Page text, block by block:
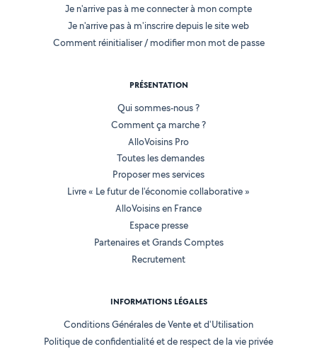
Je n'arrive pas à me connecter à mon compte
Je n'arrive pas à m'inscrire depuis le site web
Comment réinitialiser / modifier mon mot de passe
PRÉSENTATION
Qui sommes-nous ?
Comment ça marche ?
AlloVoisins Pro
Toutes les demandes
Proposer mes services
Livre « Le futur de l'économie collaborative »
AlloVoisins en France
Espace presse
Partenaires et Grands Comptes
Recrutement
INFORMATIONS LÉGALES
Conditions Générales de Vente et d'Utilisation
Politique de confidentialité et de respect de la vie privée